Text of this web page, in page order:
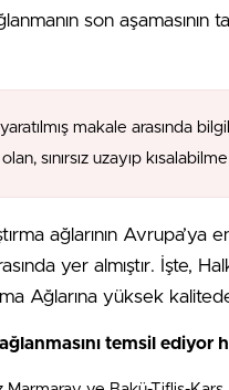
son aşamasının
makale arasında
sınırsız uzayıp
ağlarının
yer almıştır. İşte,
Ağlarına yüksek
temsil ediyor